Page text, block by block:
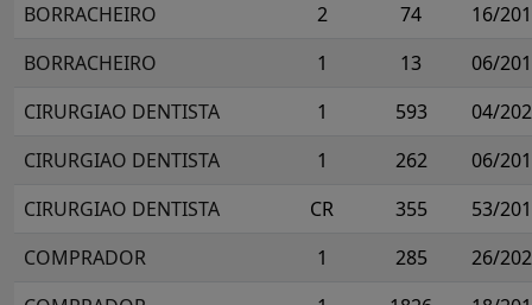
BORRACHEIRO
2 74
16/
BORRACHEIRO
1 13
06/
CIRURGIAO DENTISTA
1 593
04/
CIRURGIAO DENTISTA
1 262
06/
CIRURGIAO DENTISTA
CR 355
53/
COMPRADOR
1 285
26/